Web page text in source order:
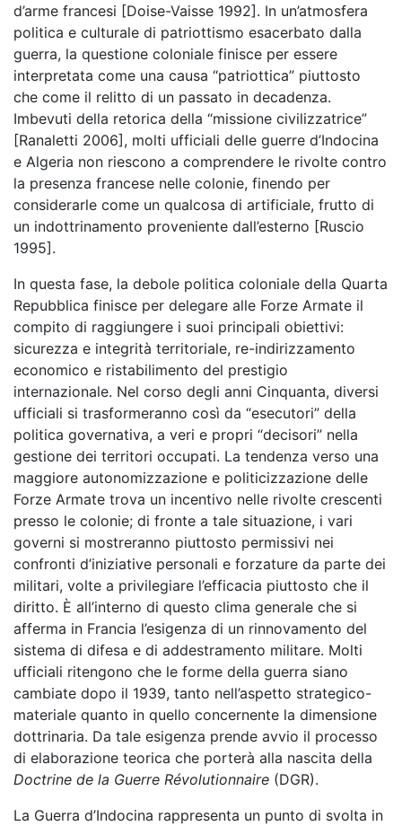
d’arme francesi [Doise-Vaisse 1992]. In un’atmosfera
politica e culturale di patriottismo esacerbato dalla
guerra, la questione coloniale finisce per essere
interpretata come una causa “patriottica” piuttosto
che come il relitto di un passato in decadenza.
Imbevuti della retorica della “missione civilizzatrice”
[Ranaletti 2006], molti ufficiali delle guerre d’Indocina
e Algeria non riescono a comprendere le rivolte contro
la presenza francese nelle colonie, finendo per
considerarle come un qualcosa di artificiale, frutto di
un indottrinamento proveniente dall’esterno [Ruscio
1995].
In questa fase, la debole politica coloniale della Quarta
Repubblica finisce per delegare alle Forze Armate il
compito di raggiungere i suoi principali obiettivi:
sicurezza e integrità territoriale, re-indirizzamento
economico e ristabilimento del prestigio
internazionale. Nel corso degli anni Cinquanta, diversi
ufficiali si trasformeranno così da “esecutori” della
politica governativa, a veri e propri “decisori” nella
gestione dei territori occupati. La tendenza verso una
maggiore autonomizzazione e politicizzazione delle
Forze Armate trova un incentivo nelle rivolte crescenti
presso le colonie; di fronte a tale situazione, i vari
governi si mostreranno piuttosto permissivi nei
confronti d’iniziative personali e forzature da parte dei
militari, volte a privilegiare l’efficacia piuttosto che il
diritto. È all’interno di questo clima generale che si
afferma in Francia l’esigenza di un rinnovamento del
sistema di difesa e di addestramento militare. Molti
ufficiali ritengono che le forme della guerra siano
cambiate dopo il 1939, tanto nell’aspetto strategico-
materiale quanto in quello concernente la dimensione
dottrinaria. Da tale esigenza prende avvio il processo
di elaborazione teorica che porterà alla nascita della
Doctrine de la Guerre Révolutionnaire (DGR).
La Guerra d’Indocina rappresenta un punto di svolta in